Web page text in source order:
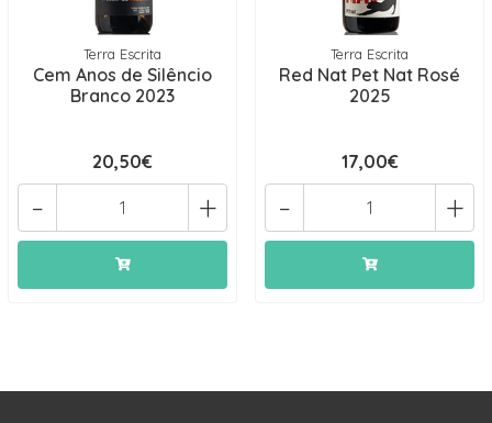
Terra Escrita
Cem Anos de Silêncio
Branco 2023
20,50€
+
-
Terra Escrita
Red Nat Pet Nat Rosé
2025
17,00€
+
-